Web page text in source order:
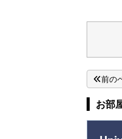
前の
お部